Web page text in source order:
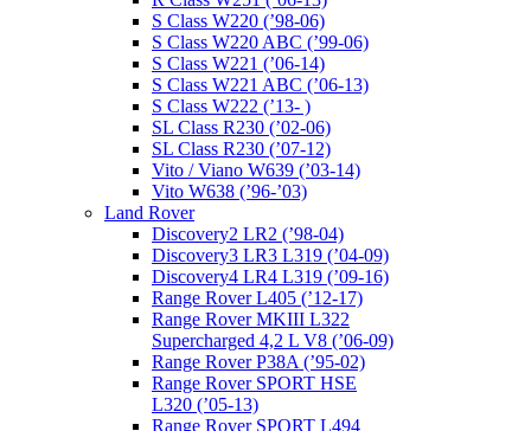
S Class W220 (’98-06)
S Class W220 ABC (’99-06)
S Class W221 (’06-14)
S Class W221 ABC (’06-13)
S Class W222 (’13- )
SL Class R230 (’02-06)
SL Class R230 (’07-12)
Vito / Viano W639 (’03-14)
Vito W638 (’96-’03)
Land Rover
Discovery2 LR2 (’98-04)
Discovery3 LR3 L319 (’04-09)
Discovery4 LR4 L319 (’09-16)
Range Rover L405 (’12-17)
Range Rover MKIII L322
Supercharged 4,2 L V8 (’06-09)
Range Rover P38A (’95-02)
Range Rover SPORT HSE
L320 (’05-13)
Range Rover SPORT L494